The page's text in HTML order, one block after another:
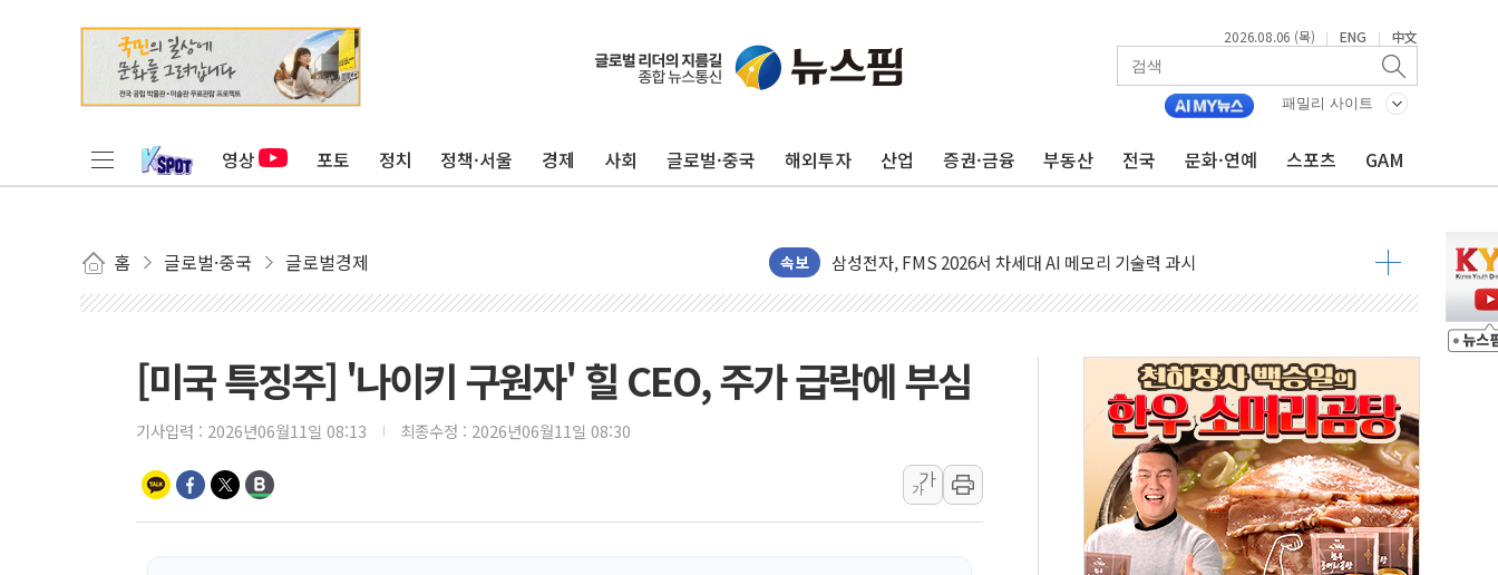
2026.08.06 (목) | ENG | 中文
패밀리 사이트
영상 포토 정치 정책·서울 경제 사회 글로벌·중국 해외투자 산업 증권·금융 부동산 전국 문화·연예 스포츠 GAM
홈 글로벌·중국 글로벌경제 속보
LGU+, 국내 IDaaS 최초 클라우드 보안인증 획득
국내 최대 400MW 규모 해남 태양광발전 '첫삽'…남동발전, 재생에너지 '앞장'
카카오, 'AI 수익화' 내년 상반기부터 본격화
삼성전자, FMS 2026서 차세대 AI 메모리 기술력 과시
LX하우시스 "역대급 폭염에 고단열 인테리어 관심 급증"
토마토시스템 조길주·이강찬 대표, 자사주 매수
[특징주] 고려아연, 상반기 최대 실적에 13%대 급등
한·체코 항공편 주10회로 확대…신규 항공사 진입길 열려
SBI저축은행, 최고 연 7.7% '생활파킹통장' 출시
美중간선거 '색깔론' 덧씌우는 트럼프...당내선 "안 먹힌다" 균열
보훈부, 내년 워싱턴서 첫 '국제보훈컨퍼런스'… 한미동맹 상징성 부각
가온전선, 싱가포르 도시철도 전력망 구축 계약
[미국 특징주] '나이키 구원자' 힐 CEO, 주가 급락에 부심
기사입력 : 2026년06월11일 08:13 최종수정 : 2026년06월11일 08:30
가
가